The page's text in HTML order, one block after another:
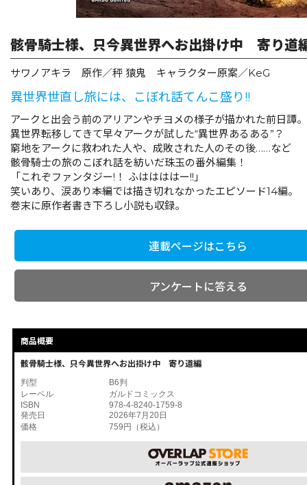
骸骨騎士様、只今異世界へお出掛け中 寄り道
サワノアキラ 原作／秤 猿鬼 キャラクター原案／KeG
異世界世直し旅には、こぼれ話てんこ盛り!!
アークと出会う前のアリアンやチヨメの様子が描かれた前日譚。
異世界転移してきて早々アークが試した“異世界あるある”？
窮地をアークに救われた人や、成敗された人のその後……など
骸骨騎士の旅のこぼれ話を紡いだ珠玉の番外編集！
「これぞファンタジー!！ ふははははー!!」
笑いあり、涙あり――本編では描き切れなかったエピソード14編。
巻末に原作者書き下ろし小説も収録。
連載ページはこちら
アンケートに答える
商品概要
骸骨騎士様、只今異世界へお出掛け中 寄り道編
判型
B6判
レーベル
ガルドコミックス
ISBN
978-4-8240-1759-8
発売日
2026年7月20日
価格
759円（税込）